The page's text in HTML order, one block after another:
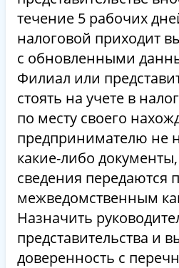
течение 5 рабочих
налоговой приходит
с обновленными
Филиал или
стоять на учете в
по месту своего
предпринимателю не
какие-либо
сведения передаются
межведомственным
Назначить
представительства и
доверенность с